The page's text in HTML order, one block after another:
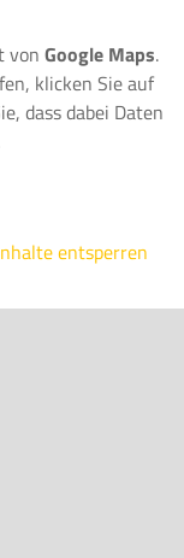
vonGoogle Maps.
klicken Sie auf
dass dabei Daten
entsperren